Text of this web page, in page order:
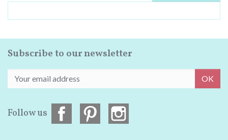
Subscribe to our newsletter
OK
Follow us